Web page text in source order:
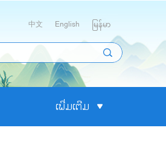
中文 English မြန်မာ
ເພີ່ມເຕີມ